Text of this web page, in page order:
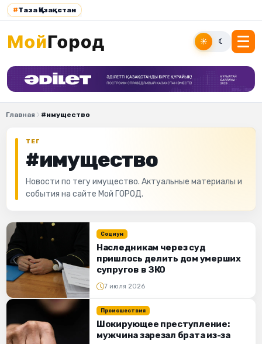
#Таза Қазақстан
☀ ☾
Главная #имущество
ТЕГ
#имущество
Новости по тегу имущество. Актуальные материалы и
события на сайте Мой ГОРОД.
Социум
Наследникам через суд
пришлось делить дом умерших
супругов в ЗКО
7 июля 2026
Происшествия
Шокирующее преступление:
мужчина зарезал брата из-за